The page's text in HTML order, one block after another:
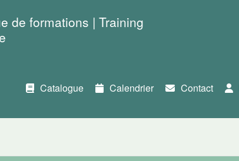
de formations | Training
Catalogue Calendrier Contact